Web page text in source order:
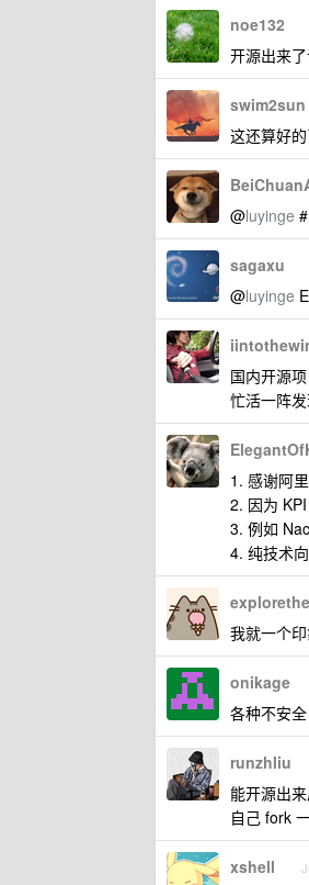
noe132
开源出来
swim2sun
这还算好
@luyinge
sagaxu
@luyinge
国内开源
忙活一阵
1. 感谢阿
2. 因为
3. 例如
4. 纯技术
我就一个
onikage
各种不安
runzhliu
能开源出
自己 fork
xshell